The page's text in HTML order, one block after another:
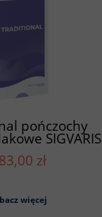
pończochy
SIGVARIS
mankietem
(A-F)
zł
więcej